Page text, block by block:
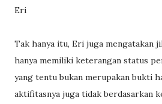
Eri
Tak hanya itu, Eri juga mengatakan
hanya memiliki keterangan status
yang tentu bukan merupakan bukti
aktifitasnya juga tidak berdasarkan